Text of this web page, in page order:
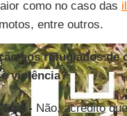
como no caso das
entre outros.
aos refugiados
violência?
- Não, acredito